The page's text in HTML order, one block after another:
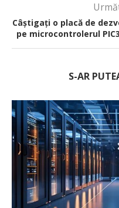
Câștigați o placă de
pe microcontrolerul
S-AR